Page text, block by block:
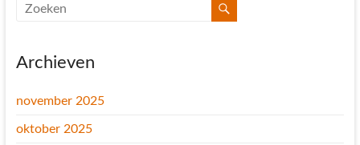
Archieven
november 2025
oktober 2025